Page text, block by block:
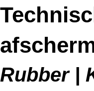
Rubber |